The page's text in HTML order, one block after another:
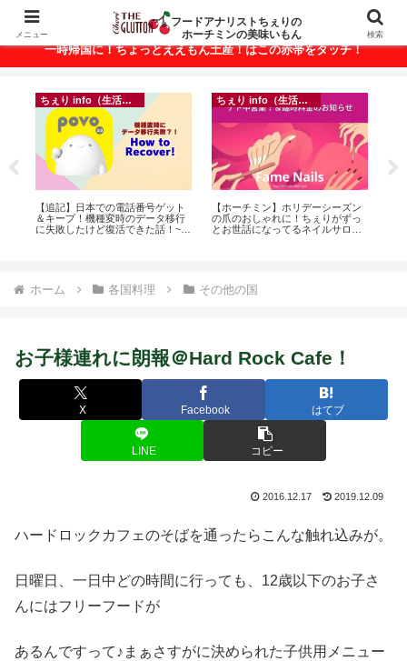
ベトナム・ホーチミンの美味いもんが満載！
一時帰国に！ちょっとええもん土産！はこの赤帯をタッチ！
ちぇり info（生活情報）
【追記】日本での電話番号ゲット
＆キープ！機種変時のデータ移行
に失敗したけど復活できた話！~
ちぇり info（生活情報）
【ホーチミン】ホリデーシーズン
の爪のおしゃれに！ちぇりがずっ
とお世話になってるネイルサロン
ホーム 各国料理 その他の国
お子様連れに朗報＠Hard Rock Cafe！
X Facebook はてブ
LINE コピー
2016.12.17 2019.12.09
ハードロックカフェのそばを通ったらこんな触れ込みが。
日曜日、一日中どの時間に行っても、12歳以下のお子さ
んにはフリーフードが
あるんですって♪まぁさすがに決められた子供用メニュー
メニュー
フードアナリストちぇりの
ホーチミンの美味いもん
検索